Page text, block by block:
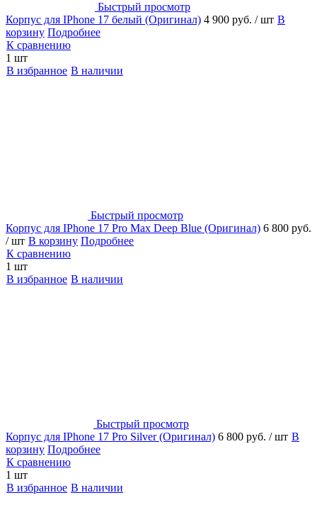
Быстрый просмотр
Корпус для IPhone 17 белый (Оригинал) 4 900 руб. / шт В
корзину Подробнее
К сравнению
1 шт
В избранное В наличии
Быстрый просмотр
Корпус для IPhone 17 Pro Max Deep Blue (Оригинал) 6 800 руб.
/ шт В корзину Подробнее
К сравнению
1 шт
В избранное В наличии
Быстрый просмотр
Корпус для IPhone 17 Pro Silver (Оригинал) 6 800 руб. / шт В
корзину Подробнее
К сравнению
1 шт
В избранное В наличии